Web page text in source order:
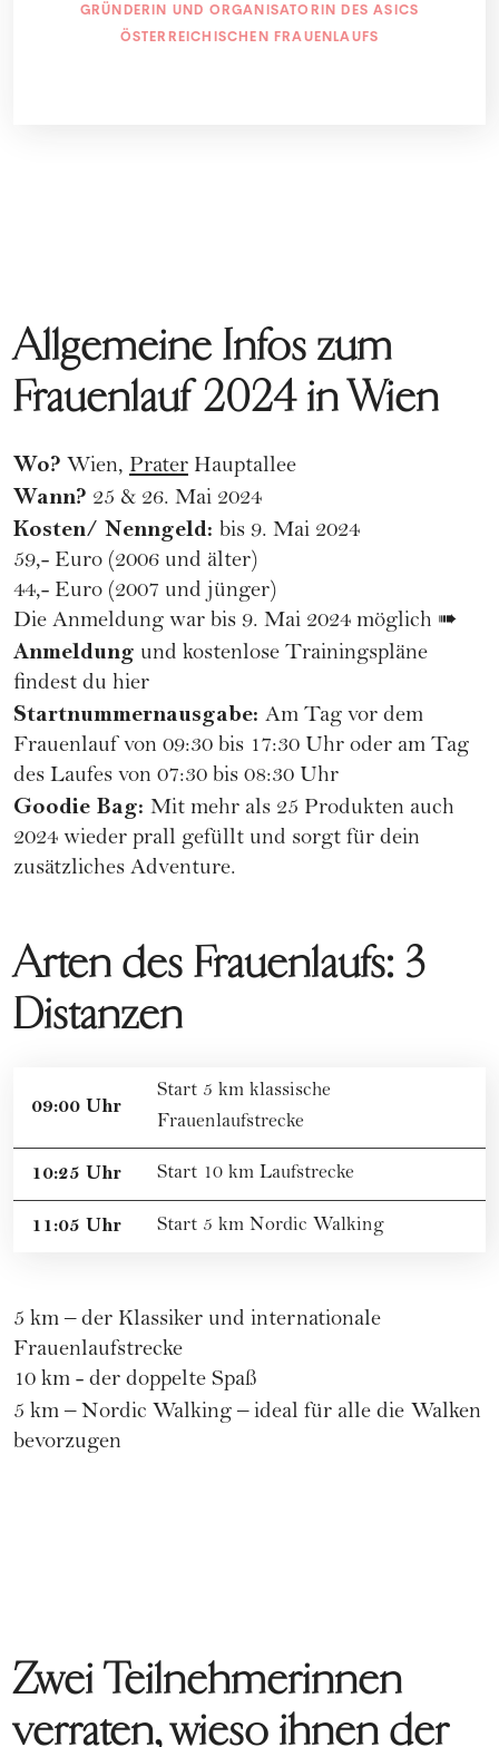
GRÜNDERIN UND ORGANISATORIN DES ASICS
ÖSTERREICHISCHEN FRAUENLAUFS
Allgemeine Infos zum
Frauenlauf 2024 in Wien
Wo? Wien, Prater Hauptallee
Wann? 25 & 26. Mai 2024
Kosten/ Nenngeld: bis 9. Mai 2024
59,- Euro (2006 und älter)
44,- Euro (2007 und jünger)
Die Anmeldung war bis 9. Mai 2024 möglich ➠
Anmeldung und kostenlose Trainingspläne
findest du hier
Startnummernausgabe: Am Tag vor dem
Frauenlauf von 09:30 bis 17:30 Uhr oder am Tag
des Laufes von 07:30 bis 08:30 Uhr
Goodie Bag: Mit mehr als 25 Produkten auch
2024 wieder prall gefüllt und sorgt für dein
zusätzliches Adventure.
Arten des Frauenlaufs: 3
Distanzen
09:00 Uhr
Start 5 km klassische
Frauenlaufstrecke
10:25 Uhr Start 10 km Laufstrecke
11:05 Uhr Start 5 km Nordic Walking
5 km – der Klassiker und internationale
Frauenlaufstrecke
10 km - der doppelte Spaß
5 km – Nordic Walking – ideal für alle die Walken
bevorzugen
Zwei Teilnehmerinnen
verraten, wieso ihnen der